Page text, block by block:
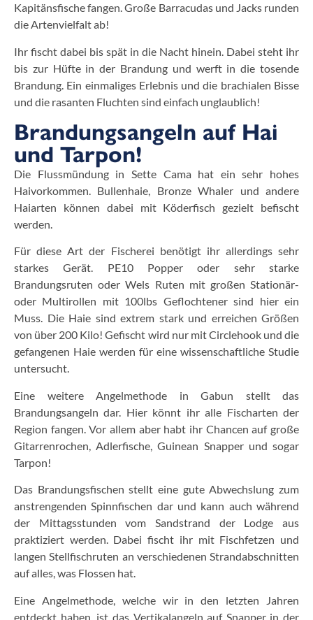
Kapitänsfische fangen. Große Barracudas und Jacks runden
die Artenvielfalt ab!
Ihr fischt dabei bis spät in die Nacht hinein. Dabei steht ihr
bis zur Hüfte in der Brandung und werft in die tosende
Brandung. Ein einmaliges Erlebnis und die brachialen Bisse
und die rasanten Fluchten sind einfach unglaublich!
Brandungsangeln auf Hai
und Tarpon!
Die Flussmündung in Sette Cama hat ein sehr hohes
Haivorkommen. Bullenhaie, Bronze Whaler und andere
Haiarten können dabei mit Köderfisch gezielt befischt
werden.
Für diese Art der Fischerei benötigt ihr allerdings sehr
starkes Gerät. PE10 Popper oder sehr starke
Brandungsruten oder Wels Ruten mit großen Stationär-
oder Multirollen mit 100lbs Geflochtener sind hier ein
Muss. Die Haie sind extrem stark und erreichen Größen
von über 200 Kilo! Gefischt wird nur mit Circlehook und die
gefangenen Haie werden für eine wissenschaftliche Studie
untersucht.
Eine weitere Angelmethode in Gabun stellt das
Brandungsangeln dar. Hier könnt ihr alle Fischarten der
Region fangen. Vor allem aber habt ihr Chancen auf große
Gitarrenrochen, Adlerfische, Guinean Snapper und sogar
Tarpon!
Das Brandungsfischen stellt eine gute Abwechslung zum
anstrengenden Spinnfischen dar und kann auch während
der Mittagsstunden vom Sandstrand der Lodge aus
praktiziert werden. Dabei fischt ihr mit Fischfetzen und
langen Stellfischruten an verschiedenen Strandabschnitten
auf alles, was Flossen hat.
Eine Angelmethode, welche wir in den letzten Jahren
entdeckt haben, ist das Vertikalangeln auf Snapper in der